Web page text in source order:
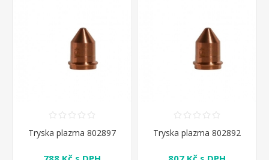
Tryska plazma 802897 Tryska plazma 802892